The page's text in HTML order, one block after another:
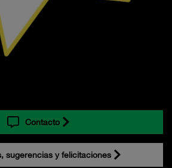
Contacto
sugerencias y felicitaciones